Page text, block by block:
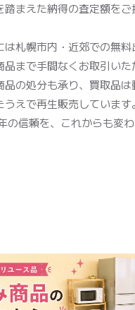
踏まえた納得の査定額をご
は札幌市内・近郊での無
品まで手間なくお取引い
品の処分も承り、買取品は
うえで再生販売しています
の信頼を、これからも変